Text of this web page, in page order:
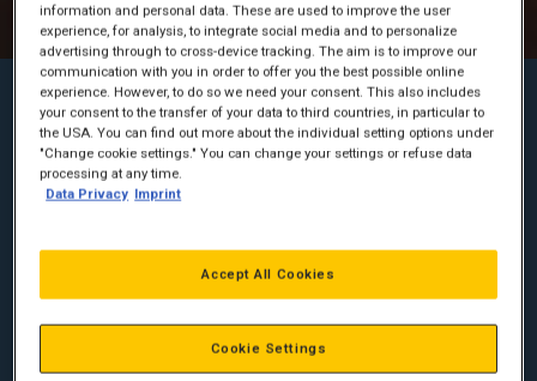
CATERPILLAR-GENERATORER GIVER ET SOLIDT
GRUNDLAG
En god strømforsyning starter med et solidt grundlag.
Caterpillars diesel- og gasgeneratorer er bygget til at opfylde
holdbarhed og brændstofforbrug. Caterpillars
produktprogram indeholder generatorer der overholder en
lang række emissionsstandarder – selv de mest krævende.
Med generatorer fra Caterpillar er du sikret den pålidelige
energikilde, du har brug for.
information and personal data. These are used to improve the user
experience, for analysis, to integrate social media and to personalize
advertising through to cross-device tracking. The aim is to improve our
communication with you in order to offer you the best possible online
experience. However, to do so we need your consent. This also includes
your consent to the transfer of your data to third countries, in particular to
the USA. You can find out more about the individual setting options under
"Change cookie settings." You can change your settings or refuse data
processing at any time.
Data Privacy Imprint
Accept All Cookies
Cookie Settings